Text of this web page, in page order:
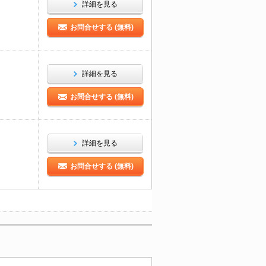
詳細を見る
お問合せする (無料)
詳細を見る
お問合せする (無料)
詳細を見る
お問合せする (無料)